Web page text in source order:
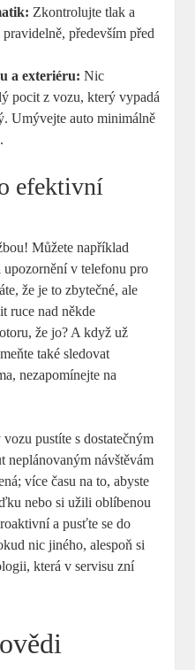
Zkontrolujte ⁣tlak a
především před
a exteriéru: Nic
pocit z vozu, který vypadá
Umývejte auto minimálně
efektivní
Můžete například
v telefonu pro
že je to zbytečné, ale
ruce nad někde
​že jo? A když už
také sledovat
nezapomínejte na
pustíte s dostatečným
neplánovaným návštěvám
více času na to, abyste
nebo si užili oblíbenou
a pusťte se do
nic jiného, alespoň si
⁢která ‌v servisu zní